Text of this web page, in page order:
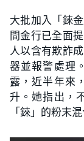
大批加入「錸
間金行已全面
人以含有欺詐
器並報警處理
露，近半年來
升。她指出，
「錸」的粉末